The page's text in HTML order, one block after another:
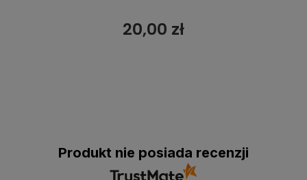
20,00 zł
Produkt nie posiada recenzji